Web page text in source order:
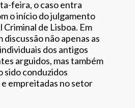
feira, o caso entra
o início do julgamento
de Lisboa. Em
não apenas as
dos antigos
arguidos, mas também
sido conduzidos
empreitadas no setor